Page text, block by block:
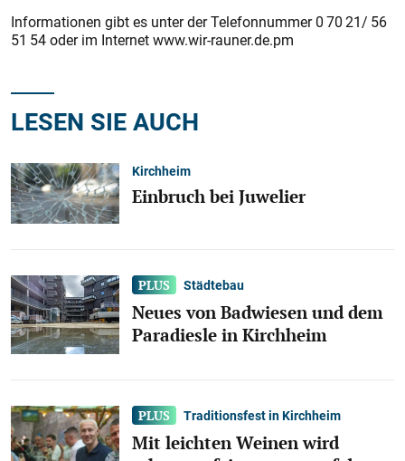
Informationen gibt es unter der Telefonnummer 0 70 21/ 56
51 54 oder im Internet www.wir-rauner.de.pm
LESEN SIE AUCH
Kirchheim
Einbruch bei Juwelier
Städtebau
Neues von Badwiesen und dem
Paradiesle in Kirchheim
Traditionsfest in Kirchheim
Mit leichten Weinen wird